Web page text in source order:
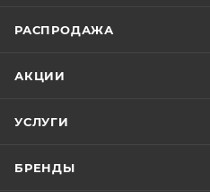
РАСПРОДАЖА
АКЦИИ
УСЛУГИ
БРЕНДЫ